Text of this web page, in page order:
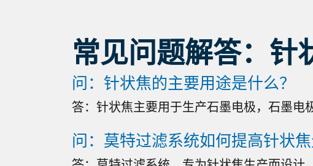
常见问题解答：针
问：针状焦的主要用途是什么？
答：针状焦主要用于生产石墨电极，石墨电
问：莫特过滤系统如何提高针状焦